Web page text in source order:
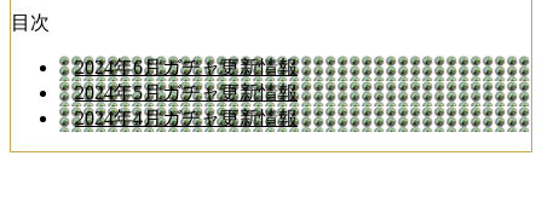
目次
2024年6月ガチャ更新情報
2024年5月ガチャ更新情報
2024年4月ガチャ更新情報